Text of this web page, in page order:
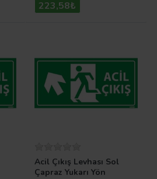
223,58₺
Acil Çıkış Levhası Sol
Çapraz Yukarı Yön